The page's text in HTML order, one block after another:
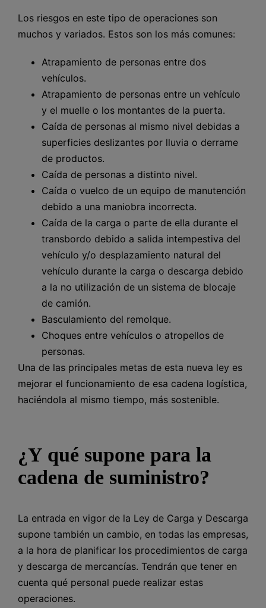
Los riesgos en este tipo de operaciones son
muchos y variados. Estos son los más comunes:
Atrapamiento de personas entre dos
vehículos.
Atrapamiento de personas entre un vehículo
y el muelle o los montantes de la puerta.
Caída de personas al mismo nivel debidas a
superficies deslizantes por lluvia o derrame
de productos.
Caída de personas a distinto nivel.
Caída o vuelco de un equipo de manutención
debido a una maniobra incorrecta.
Caída de la carga o parte de ella durante el
transbordo debido a salida intempestiva del
vehículo y/o desplazamiento natural del
vehículo durante la carga o descarga debido
a la no utilización de un sistema de blocaje
de camión.
Basculamiento del remolque.
Choques entre vehículos o atropellos de
personas.
Una de las principales metas de esta nueva ley es
mejorar el funcionamiento de esa cadena logística,
haciéndola al mismo tiempo, más sostenible.
¿Y qué supone para la
cadena de suministro?
La entrada en vigor de la Ley de Carga y Descarga
supone también un cambio, en todas las empresas,
a la hora de planificar los procedimientos de carga
y descarga de mercancías. Tendrán que tener en
cuenta qué personal puede realizar estas
operaciones.